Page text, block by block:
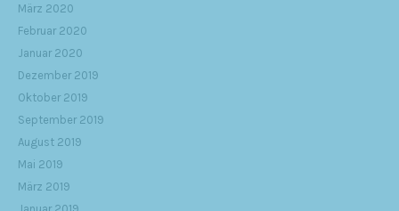
März 2020
Februar 2020
Januar 2020
Dezember 2019
Oktober 2019
September 2019
August 2019
Mai 2019
März 2019
Januar 2019